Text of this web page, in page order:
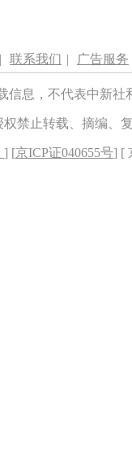
| 联系我们 | 广告服务
信息，不代表中新
权禁止转载、摘编、
] [京ICP证040655号] [